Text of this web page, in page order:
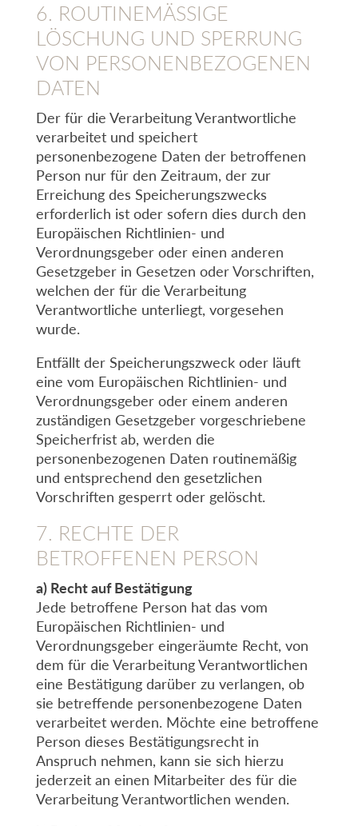
6. ROUTINEMÄSSIGE L
ÖSCHUNG UND SPERRUNG V
ON PERSONENBEZOGENEN D
ATEN
Der für die Verarbeitung Verantwortliche
verarbeitet und speichert
personenbezogene Daten der betroffenen
Person nur für den Zeitraum, der zur
Erreichung des Speicherungszwecks
erforderlich ist oder sofern dies durch den
Europäischen Richtlinien- und
Verordnungsgeber oder einen anderen
Gesetzgeber in Gesetzen oder Vorschriften,
welchen der für die Verarbeitung
Verantwortliche unterliegt, vorgesehen
wurde.
Entfällt der Speicherungszweck oder läuft
eine vom Europäischen Richtlinien- und
Verordnungsgeber oder einem anderen
zuständigen Gesetzgeber vorgeschriebene
Speicherfrist ab, werden die
personenbezogenen Daten routinemäßig
und entsprechend den gesetzlichen
Vorschriften gesperrt oder gelöscht.
7. RECHTE DER
BETROFFENEN PERSON
a) Recht auf Bestätigung
Jede betroffene Person hat das vom
Europäischen Richtlinien- und
Verordnungsgeber eingeräumte Recht, von
dem für die Verarbeitung Verantwortlichen
eine Bestätigung darüber zu verlangen, ob
sie betreffende personenbezogene Daten
verarbeitet werden. Möchte eine betroffene
Person dieses Bestätigungsrecht in
Anspruch nehmen, kann sie sich hierzu
jederzeit an einen Mitarbeiter des für die
Verarbeitung Verantwortlichen wenden.